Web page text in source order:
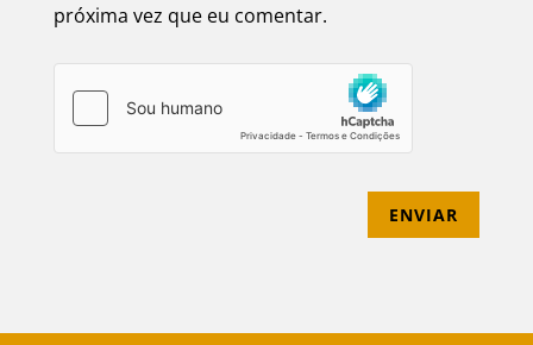
próxima vez que eu comentar.
ENVIAR